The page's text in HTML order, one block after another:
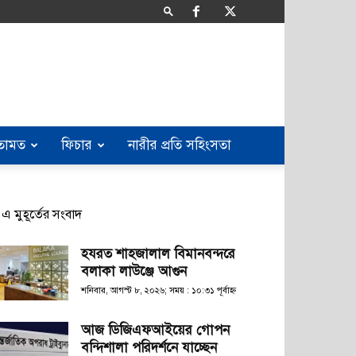
ফিচার নারীর প্রতি সহিংসতা
এ মুহূর্তের সংবাদ
হযরত শাহজালাল বিমানবন্দরে
বলাকা লাউঞ্জে আগুন
শনিবার, আগস্ট ৮, ২০২৬; সময় : ১০:৩১ পূর্বাহ্ণ
আজ ডিজিএফআইয়ের গোপন
বন্দিশালা পরিদর্শনে যাচ্ছেন